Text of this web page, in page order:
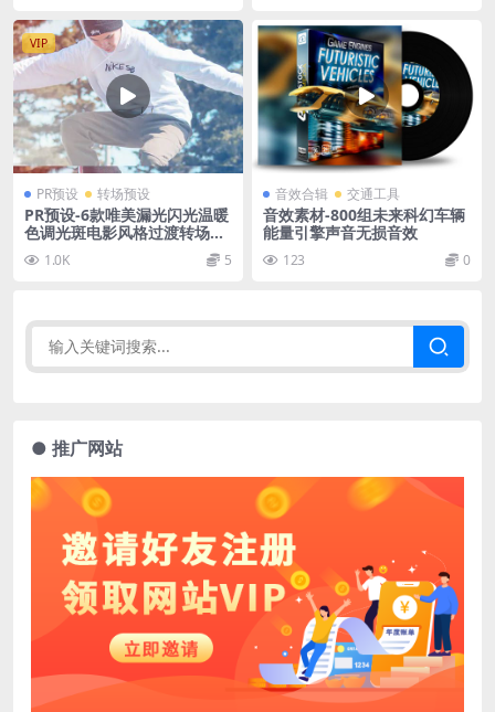
VIP
PR预设 转场预设
PR预设-6款唯美漏光闪光温暖
色调光斑电影风格过渡转场预
1.0K 5
音效合辑 交通工具
音效素材-800组未来科幻车辆
能量引擎声音无损音效
123 0
● 推广网站